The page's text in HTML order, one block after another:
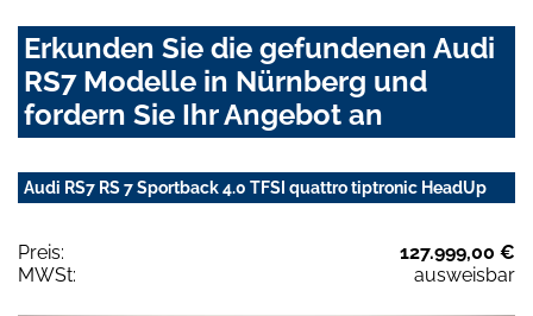
Erkunden Sie die gefundenen Audi
RS7 Modelle in Nürnberg und
fordern Sie Ihr Angebot an
Audi RS7 RS 7 Sportback 4.0 TFSI quattro tiptronic HeadUp
Preis:
127.999,00 €
MWSt:
ausweisbar